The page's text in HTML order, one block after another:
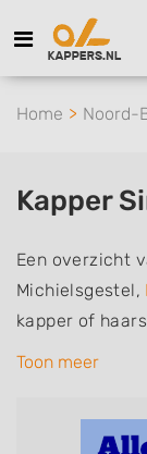
Home Noord-
Kapper
Een overzicht
Michielsgestel,
kapper of
volgende
zonder
Toon meer